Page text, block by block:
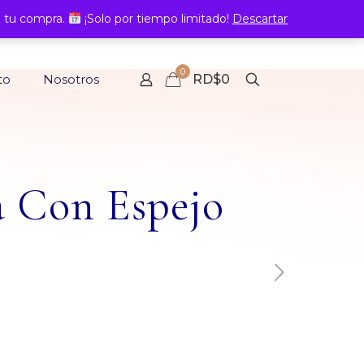
Nosotros 0 RD$0
Espejo
compra. ¡Solo por tiempo limitado! Descartar